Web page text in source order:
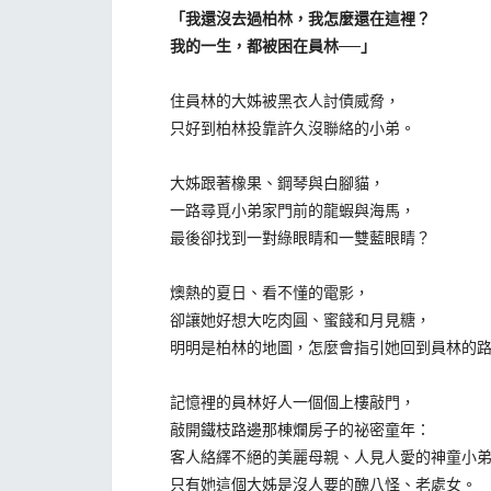
「我還沒去過柏林，我怎麼還在這裡？
我的一生，都被困在員林──」
住員林的大姊被黑衣人討債威脅，
只好到柏林投靠許久沒聯絡的小弟。
大姊跟著橡果、鋼琴與白腳貓，
一路尋覓小弟家門前的龍蝦與海馬，
最後卻找到一對綠眼睛和一雙藍眼睛？
燠熱的夏日、看不懂的電影，
卻讓她好想大吃肉圓、蜜餞和月見糖，
明明是柏林的地圖，怎麼會指引她回到員林的
記憶裡的員林好人一個個上樓敲門，
敲開鐵枝路邊那棟爛房子的祕密童年：
客人絡繹不絕的美麗母親、人見人愛的神童小
只有她這個大姊是沒人要的醜八怪、老處女。